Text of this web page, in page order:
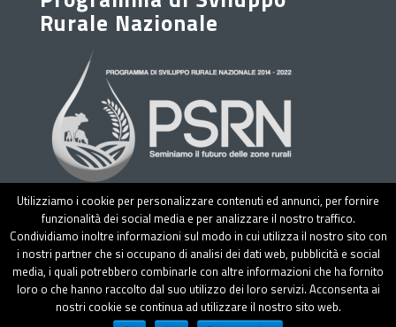
Rurale Nazionale
CREA - 2018 - All rights reserved - Partita IVA:
Utilizziamo i cookie per personalizzare contenuti ed annunci, per fornire
funzionalità dei social media e per analizzare il nostro traffico.
Condividiamo inoltre informazioni sul modo in cui utilizza il nostro sito con
i nostri partner che si occupano di analisi dei dati web, pubblicità e social
media, i quali potrebbero combinarle con altre informazioni che ha fornito
loro o che hanno raccolto dal suo utilizzo dei loro servizi. Acconsenta ai
nostri cookie se continua ad utilizzare il nostro sito web.